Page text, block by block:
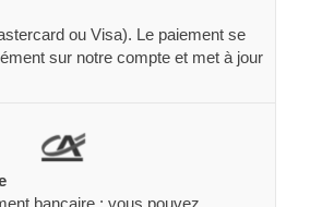
ou Visa). Le paiement se
sur notre compte et met à jour